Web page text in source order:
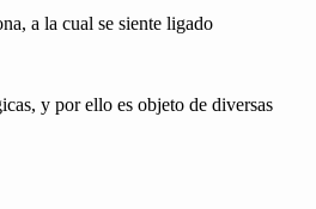
a la cual se siente ligado
y por ello es objeto de diversas